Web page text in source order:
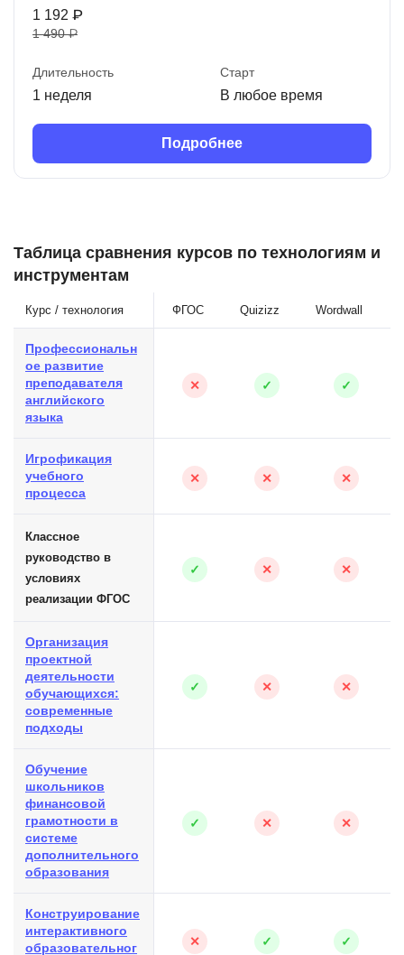
1 192 ₽
1 490 ₽
Длительность
1 неделя
Старт
В любое время
Подробнее
Таблица сравнения курсов по технологиям и
инструментам
Курс / технология ФГОС Quizizz Wordwall
Профессиональн
ое развитие
преподавателя
английского
языка
✕ ✓ ✓
Игрофикация
учебного
процесса
✕ ✕ ✕
Классное
руководство в
условиях
реализации ФГОС
✓ ✕ ✕
Организация
проектной
деятельности
обучающихся:
современные
подходы
✓ ✕ ✕
Обучение
школьников
финансовой
грамотности в
системе
дополнительного
образования
✓ ✕ ✕
Конструирование
интерактивного
образовательног
✕ ✓ ✓